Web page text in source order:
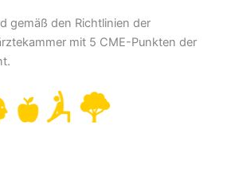
gemäß den Richtlinien der
mit 5 CME-Punkten der